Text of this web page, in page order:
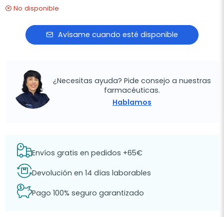
No disponible
Avísame cuando esté disponible
¿Necesitas ayuda? Pide consejo a nuestras
farmacéuticas.
Hablamos
Envíos gratis en pedidos +65€
Devolución en 14 días laborables
Pago 100% seguro garantizado